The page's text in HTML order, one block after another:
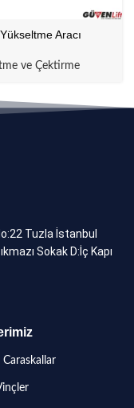
Aracı
ve Çektirme
Tuzla İstanbul
Sokak D:İç Kapı
Caraskallar